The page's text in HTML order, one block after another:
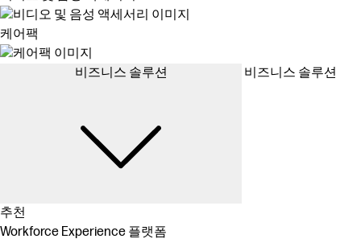
케어팩
비즈니스 솔루션 비즈니스 솔루션
추천
Workforce Experience 플랫폼